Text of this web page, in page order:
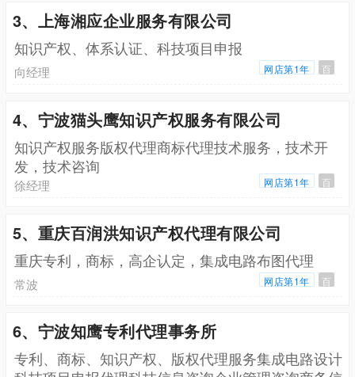
3、上海湘应企业服务有限公司
知识产权、体系认证、科技项目申报
向经理 网店第1年 百
4、宁波猫头鹰知识产权服务有限公司
知识产权服务版权代理商标代理技术服务，技术开
发，技术咨询
徐经理 网店第1年 百
5、重庆百润洪知识产权代理有限公司
重庆专利，商标，高企认定，集成电路布图代理
常波 网店第1年 百
6、宁波知鹰专利代理事务所
专利、商标、知识产权、版权代理服务集成电路设计